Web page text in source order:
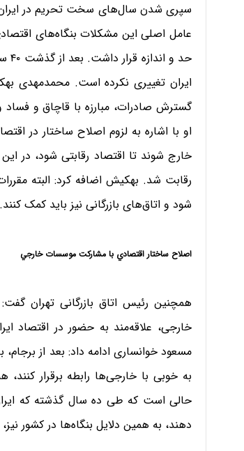
سپری شدن سال‌های سخت تحریم در ایران،
عامل اصلی این مشکلات بنگاه‌های
حد
ایران تغییری نکرده است. محمدمهدی
گسترش صادرات، مبارزه با قاچاق و
او با اشاره به لزوم اصلاح ساختار در
خارج شوند تا اقتصاد رقابتی شود، در
رقابت شد. بهكيش اضافه کرد: البته
شود و اتاق‌های بازرگانی نیز باید کمک کنند.
اصلاح ساختار اقتصادي با مشاركت موسسات خارجي
همچنین رئیس اتاق بازرگانی تهران
خارجی، علاقه‌مند به حضور در اقتصاد
مسعود خوانساری ادامه داد: بعد از
به خوبی با خارجی‌ها رابطه برقرار
حالی است که طی ده سال گذشته که ایران
دهند، به همین دلایل بنگاه‌ها در کشور